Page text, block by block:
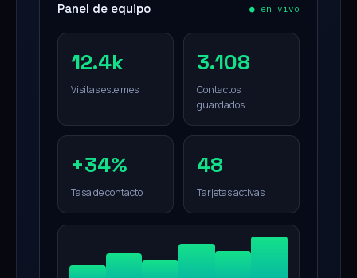
Panel de equipo ● en vivo
12.4k
Visitas este mes
3.108
Contactos
guardados
+34%
Tasa de contacto
48
Tarjetas activas